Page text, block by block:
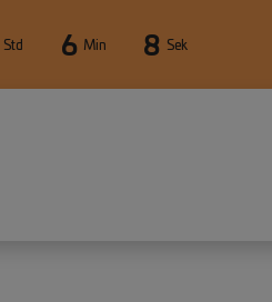
Std 6 Min 8 Sek